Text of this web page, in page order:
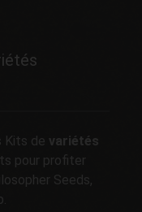
Kits de variétés
pour profiter
Seeds,